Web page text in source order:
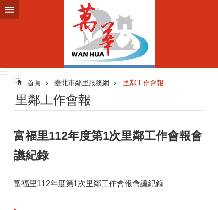
跳到主要內容區塊
:::
:::
首頁 臺北市鄰里服務網 里鄰工作會報
里鄰工作會報
富福里112年度第1次里鄰工作會報會
議紀錄
富福里112年度第1次里鄰工作會報會議紀錄